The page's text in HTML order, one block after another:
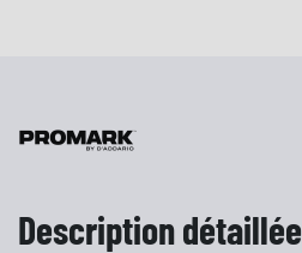
Description détaillée